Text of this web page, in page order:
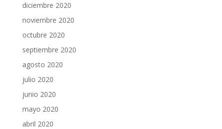
diciembre 2020
noviembre 2020
octubre 2020
septiembre 2020
agosto 2020
julio 2020
junio 2020
mayo 2020
abril 2020